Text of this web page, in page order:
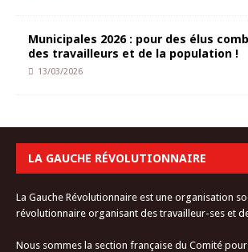
Municipales 2026 : pour des élus
des travailleurs et de la population !
13/03/2026
LA GAUCHE RÉVOLUTIONNAIRE
La Gauche Révolutionnaire est une organisation
révolutionnaire organisant des travailleur-ses et
Nous sommes la section française du Comité